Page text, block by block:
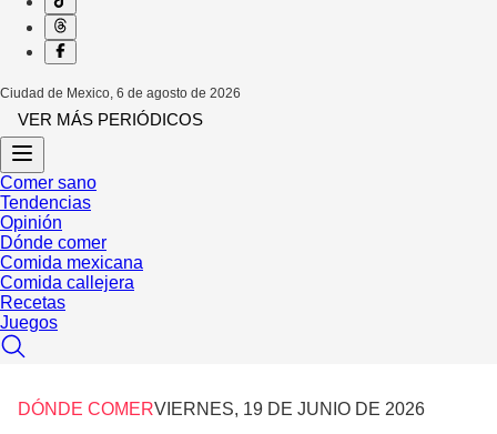
Ciudad de Mexico, 6 de agosto de 2026
VER MÁS PERIÓDICOS
Comer sano
Tendencias
Opinión
Dónde comer
Comida mexicana
Comida callejera
Recetas
Juegos
DÓNDE COMERVIERNES, 19 DE JUNIO DE 2026